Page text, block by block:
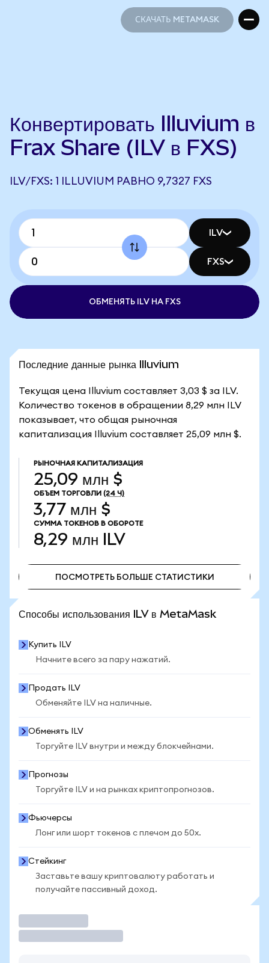
СКАЧАТЬ METAMASK
Конвертировать Illuvium в
Frax Share (ILV в FXS)
ILV/FXS: 1 ILLUVIUM РАВНО 9,7327 FXS
ILV
FXS
ОБМЕНЯТЬ ILV НА FXS
Последние данные рынка Illuvium
Текущая цена Illuvium составляет 3,03 $ за ILV.
Количество токенов в обращении 8,29 млн ILV
показывает, что общая рыночная
капитализация Illuvium составляет 25,09 млн $.
РЫНОЧНАЯ КАПИТАЛИЗАЦИЯ
25,09 млн $
ОБЪЕМ ТОРГОВЛИ (24 Ч)
3,77 млн $
СУММА ТОКЕНОВ В ОБОРОТЕ
8,29 млн ILV
ПОСМОТРЕТЬ БОЛЬШЕ СТАТИСТИКИ
Способы использования ILV в MetaMask
Купить ILV
Начните всего за пару нажатий.
Продать ILV
Обменяйте ILV на наличные.
Обменять ILV
Торгуйте ILV внутри и между блокчейнами.
Прогнозы
Торгуйте ILV и на рынках криптопрогнозов.
Фьючерсы
Лонг или шорт токенов с плечом до 50x.
Стейкинг
Заставьте вашу криптовалюту работать и
получайте пассивный доход.